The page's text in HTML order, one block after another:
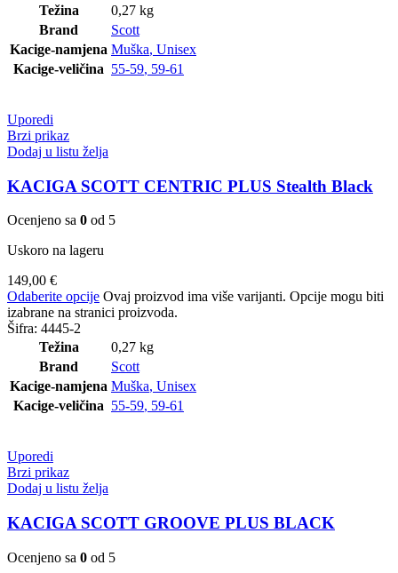
Težina
0,27 kg
Brand
Scott
Kacige-namjena Muška, Unisex
Kacige-veličina 55-59, 59-61
Uporedi
Brzi prikaz
Dodaj u listu želja
KACIGA SCOTT CENTRIC PLUS Stealth Black
Ocenjeno sa 0 od 5
Uskoro na lageru
149,00 €
Odaberite opcije Ovaj proizvod ima više varijanti. Opcije mogu biti
izabrane na stranici proizvoda.
Šifra: 4445-2
Težina
0,27 kg
Brand
Scott
Kacige-namjena Muška, Unisex
Kacige-veličina 55-59, 59-61
Uporedi
Brzi prikaz
Dodaj u listu želja
KACIGA SCOTT GROOVE PLUS BLACK
Ocenjeno sa 0 od 5